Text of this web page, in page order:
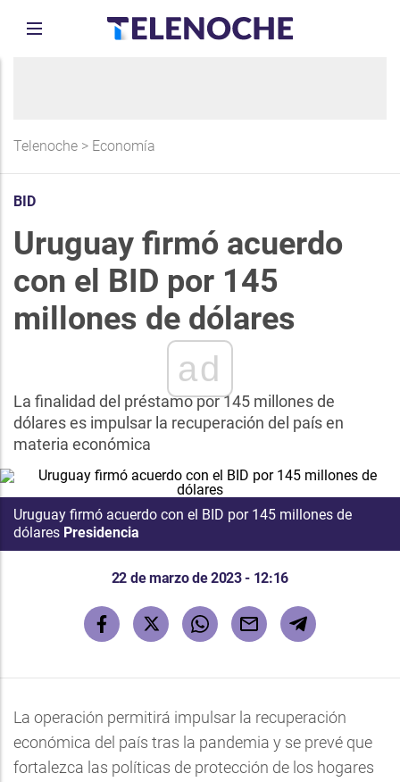
Telenoche > Economía
BID
Uruguay firmó acuerdo
con el BID por 145
millones de dólares
ad
La finalidad del préstamo por 145 millones de
dólares es impulsar la recuperación del país en
materia económica
Uruguay firmó acuerdo con el BID por 145 millones de
dólares Presidencia
22 de marzo de 2023 - 12:16
La operación permitirá impulsar la recuperación
económica del país tras la pandemia y se prevé que
fortalezca las políticas de protección de los hogares